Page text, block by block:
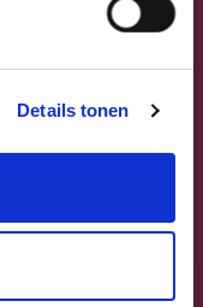
Details tonen